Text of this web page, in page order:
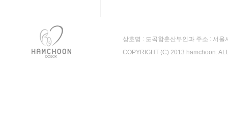
상호명 : 도곡함춘산부인과 주소 : 서
COPYRIGHT (C) 2013 hamchoon.